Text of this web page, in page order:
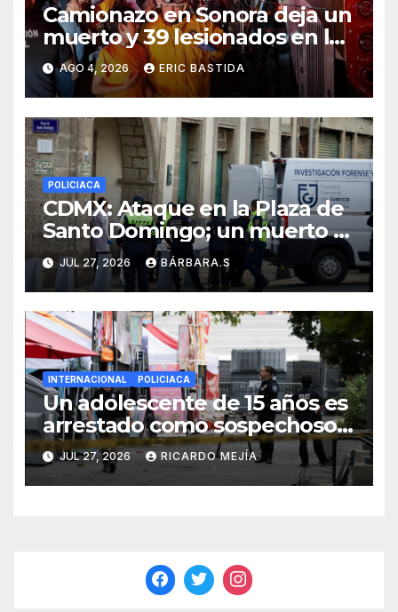
Camionazo en Sonora deja un
muerto y 39 lesionados en la
carretera Obregón-Empalme
AGO 4, 2026 ERIC BASTIDA
POLICIACA
CDMX: Ataque en la Plaza de
Santo Domingo; un muerto y
dos heridos
JUL 27, 2026 BÁRBARA.S
INTERNACIONAL POLICIACA
Un adolescente de 15 años es
arrestado como sospechoso
de tiroteo en feria
gastronómica de Seattle
JUL 27, 2026 RICARDO MEJÍA